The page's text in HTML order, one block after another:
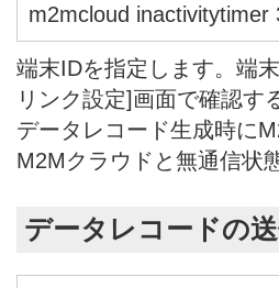
m2mcloud inactivitytimer
端末IDを指定します。端
リンク設定]画面で確認す
データレコード生成時に
M2Mクラウドと無通信状
データレコードの